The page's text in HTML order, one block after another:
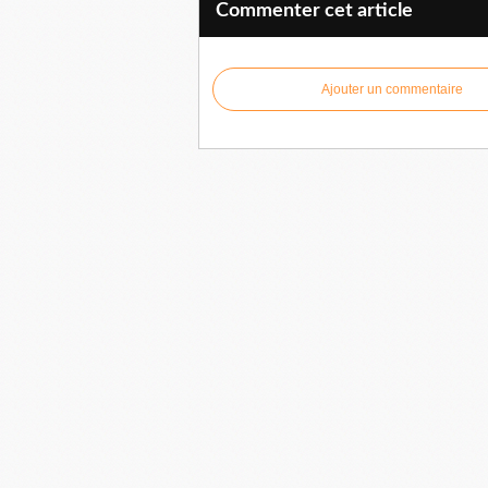
Commenter cet article
Ajouter un commentaire